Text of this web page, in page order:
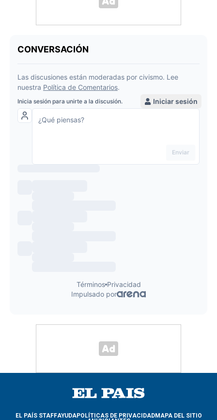
EL PAÍS STAFFAYUDAPOLÍTICAS DE PRIVACIDADMAPA DEL SITIO